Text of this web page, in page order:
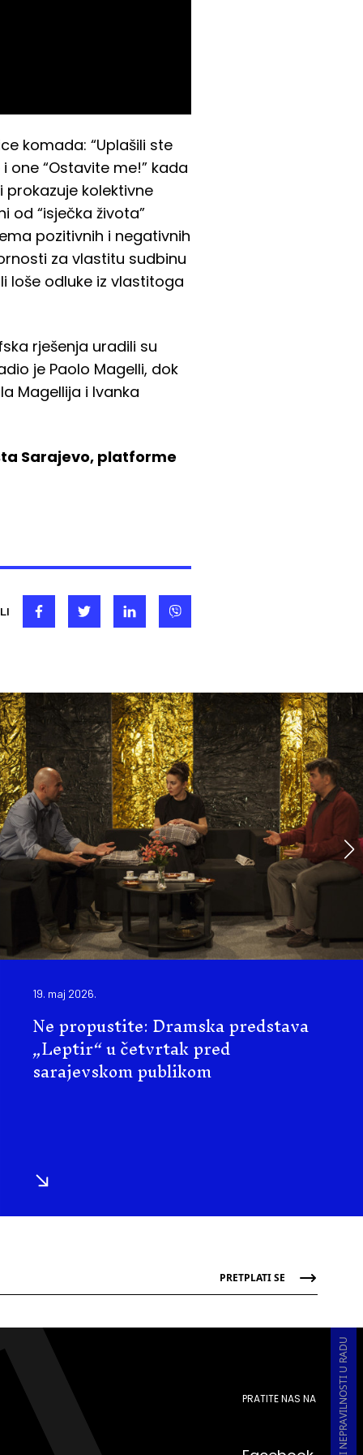
komada: “Uplašili ste
one “Ostavite me!” kada
prokazuje kolektivne
od “isječka života”
pozitivnih i negativnih
za vlastitu sudbinu
loše odluke iz vlastitoga
rješenja uradili su
je Paolo Magelli, dok
Magellija i Ivanka
Sarajevo, platforme
19. maj 2026.
Ne propustite: Dramska predstava
„Leptir“ u četvrtak pred
sarajevskom publikom
PRETPLATI SE
PRATITE NAS NA